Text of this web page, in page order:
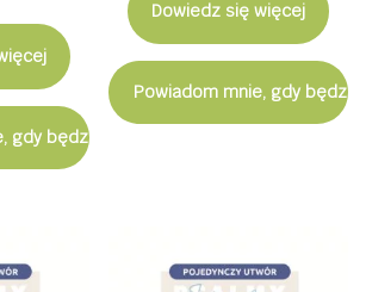
gdy będzie dostępny
Dowiedz się więcej
Powiadom mnie, gdy